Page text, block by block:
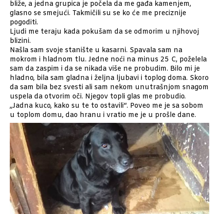
bliže, a jedna grupica je počela da me gađa kamenjem,
glasno se smejući. Takmičili su se ko će me preciznije
pogoditi.
Ljudi me teraju kada pokušam da se odmorim u njihovoj
blizini.
Našla sam svoje stanište u kasarni. Spavala sam na
mokrom i hladnom tlu. Jedne noći na minus 25 C, poželela
sam da zaspim i da se nikada više ne probudim. Bilo mi je
hladno, bila sam gladna i željna ljubavi i toplog doma. Skoro
da sam bila bez svesti ali sam nekom unutrašnjom snagom
uspela da otvorim oči. Njegov topli glas me probudio.
„Jadna kuco, kako su te to ostavili“. Poveo me je sa sobom
u toplom domu, dao hranu i vratio me je u prošle dane.